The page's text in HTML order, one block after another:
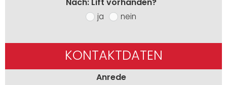
Nach: Lift vorhanden?
ja nein
KONTAKTDATEN
Anrede